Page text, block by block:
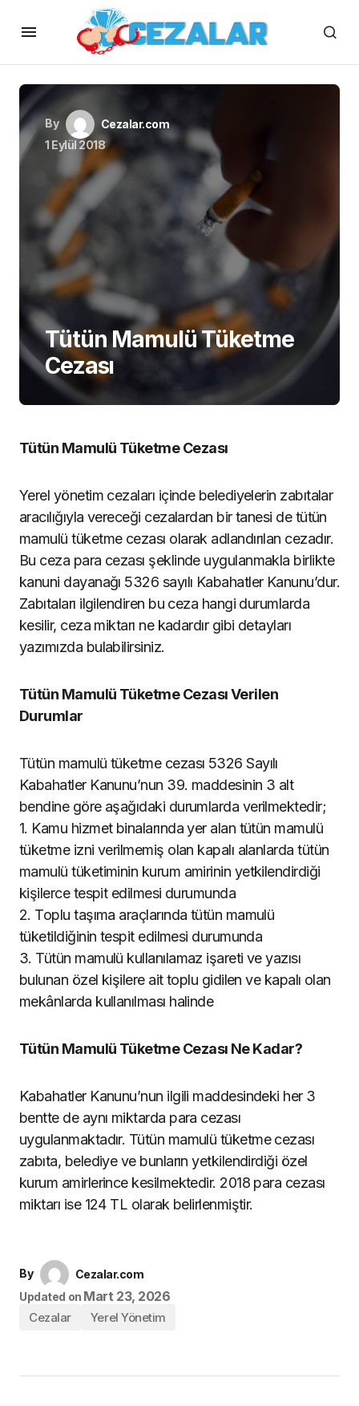
By
Cezalar.com
1 Eylül 2018
Tütün Mamulü Tüketme
Cezası
Tütün Mamulü Tüketme Cezası
Yerel yönetim cezaları içinde belediyelerin zabıtalar
aracılığıyla vereceği cezalardan bir tanesi de tütün
mamulü tüketme cezası olarak adlandırılan cezadır.
Bu ceza para cezası şeklinde uygulanmakla birlikte
kanuni dayanağı 5326 sayılı Kabahatler Kanunu’dur.
Zabıtaları ilgilendiren bu ceza hangi durumlarda
kesilir, ceza miktarı ne kadardır gibi detayları
yazımızda bulabilirsiniz.
Tütün Mamulü Tüketme Cezası Verilen
Durumlar
Tütün mamulü tüketme cezası 5326 Sayılı
Kabahatler Kanunu’nun 39. maddesinin 3 alt
bendine göre aşağıdaki durumlarda verilmektedir;
1. Kamu hizmet binalarında yer alan tütün mamulü
tüketme izni verilmemiş olan kapalı alanlarda tütün
mamulü tüketiminin kurum amirinin yetkilendirdiği
kişilerce tespit edilmesi durumunda
2. Toplu taşıma araçlarında tütün mamulü
tüketildiğinin tespit edilmesi durumunda
3. Tütün mamulü kullanılamaz işareti ve yazısı
bulunan özel kişilere ait toplu gidilen ve kapalı olan
mekânlarda kullanılması halinde
Tütün Mamulü Tüketme Cezası Ne Kadar?
Kabahatler Kanunu’nun ilgili maddesindeki her 3
bentte de aynı miktarda para cezası
uygulanmaktadır. Tütün mamulü tüketme cezası
zabıta, belediye ve bunların yetkilendirdiği özel
kurum amirlerince kesilmektedir. 2018 para cezası
miktarı ise 124 TL olarak belirlenmiştir.
By
Cezalar.com
Updated on Mart 23, 2026
Cezalar Yerel Yönetim